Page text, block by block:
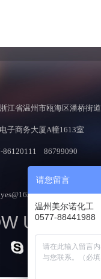
江省温州市瓯海区潘桥街道
子商务大厦A幢1613室
86120111 86799090
US:
请您留言
温州美尔诺化工
0577-88441988